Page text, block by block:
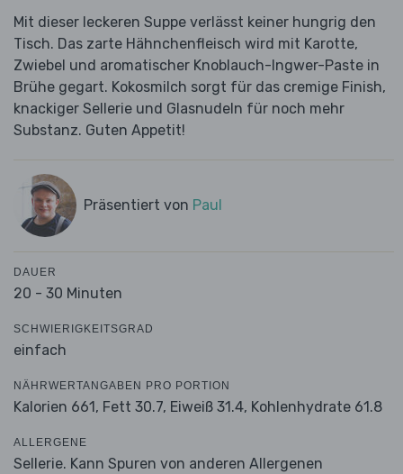
Mit dieser leckeren Suppe verlässt keiner hungrig den
Tisch. Das zarte Hähnchenfleisch wird mit Karotte,
Zwiebel und aromatischer Knoblauch-Ingwer-Paste in
Brühe gegart. Kokosmilch sorgt für das cremige Finish,
knackiger Sellerie und Glasnudeln für noch mehr
Substanz. Guten Appetit!
Präsentiert von Paul
DAUER
20 - 30 Minuten
SCHWIERIGKEITSGRAD
einfach
NÄHRWERTANGABEN PRO PORTION
Kalorien 661, Fett 30.7, Eiweiß 31.4, Kohlenhydrate 61.8
ALLERGENE
Sellerie. Kann Spuren von anderen Allergenen